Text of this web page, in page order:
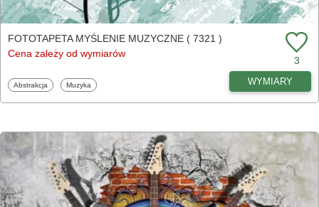
FOTOTAPETA MYŚLENIE MUZYCZNE ( 7321 )
Cena zależy od wymiarów
3
Fototapety
Abstrakcja Fototapety
Muzyka WYMIARY